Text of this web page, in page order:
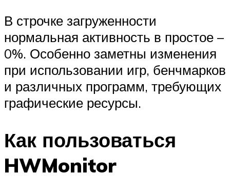
В строчке загруженности
нормальная активность в простое –
0%. Особенно заметны изменения
при использовании игр, бенчмарков
и различных программ, требующих
графические ресурсы.
Как пользоваться
HWMonitor